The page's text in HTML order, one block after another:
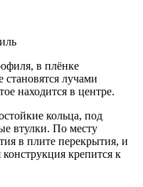
в плёнке
становятся лучами
находится в центре.
кольца, под
втулки. По месту
в плите перекрытия, и
крепится к